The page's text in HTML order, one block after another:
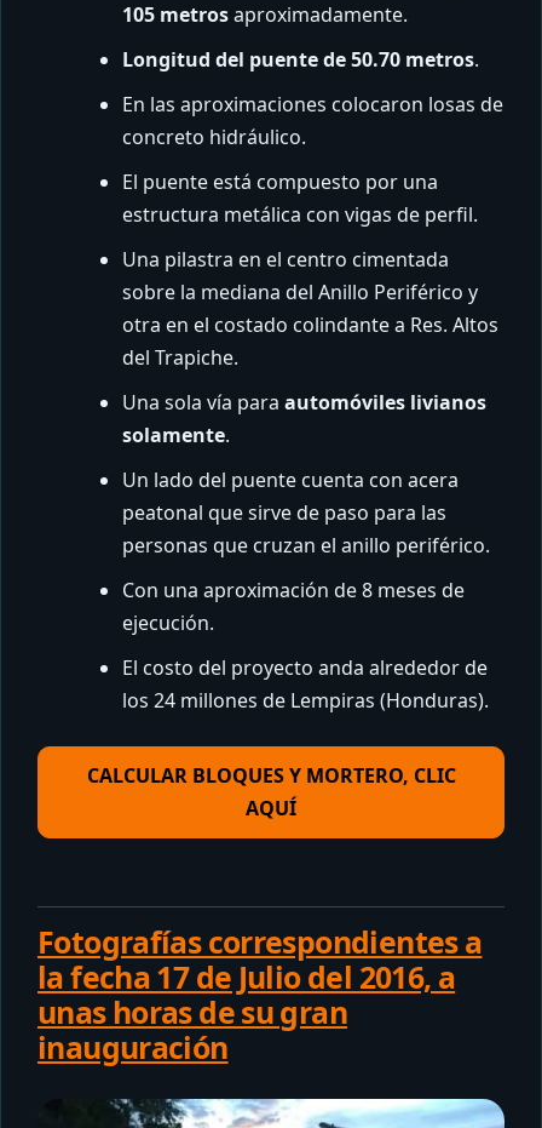
105 metrosaproximadamente.
Longitud del puente de 50.70 metros.
En las aproximaciones colocaron losas de
concreto hidráulico.
El puente está compuesto por una
estructura metálica con vigas de perfil.
Una pilastra en el centro cimentada
sobre la mediana del Anillo Periférico y
otra en el costado colindante a Res. Altos
del Trapiche.
Una sola vía para automóviles livianos
solamente.
Un lado del puente cuenta con acera
peatonal que sirve de paso para las
personas que cruzan el anillo periférico.
Con una aproximación de 8 meses de
ejecución.
El costo del proyecto anda alrededor de
los 24 millones de Lempiras (Honduras).
CALCULAR BLOQUES Y MORTERO, CLIC
AQUÍ
Fotografías correspondientes a
la fecha 17 de Julio del 2016, a
unas horas de su gran
inauguración